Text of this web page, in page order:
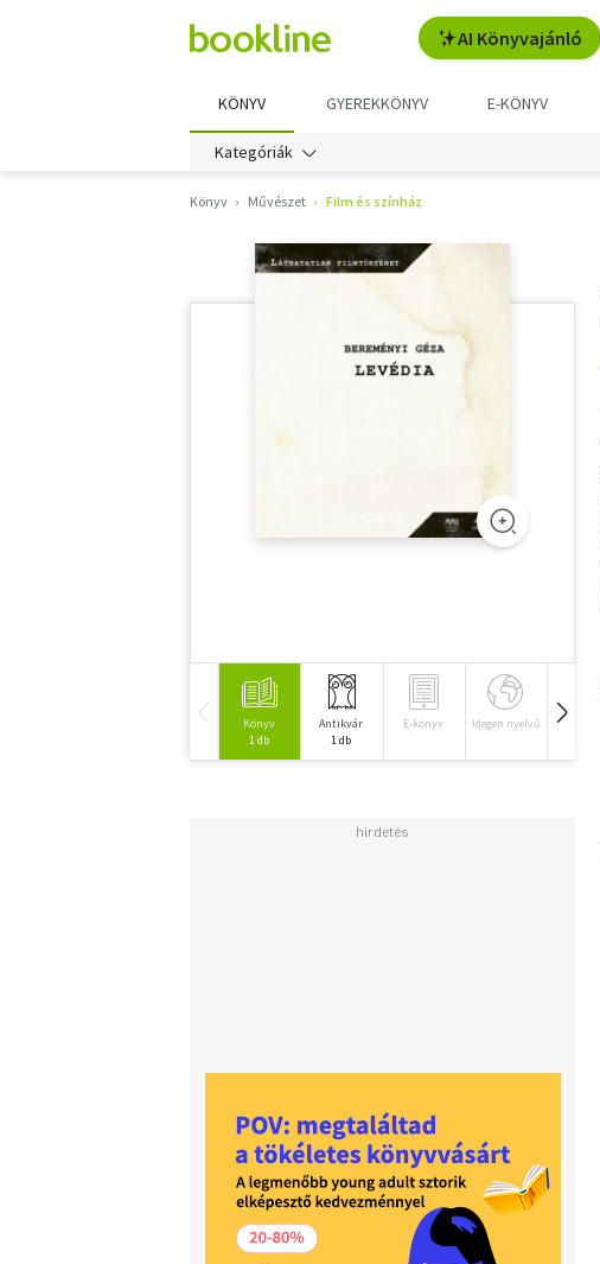
AI Könyvajánló
KÖNYV GYEREKKÖNYV E-KÖNYV
Kategóriák
Könyv Művészet Film és színház
Könyv
1 db
Antikvár
1 db
E-könyv Idegen nyelvű